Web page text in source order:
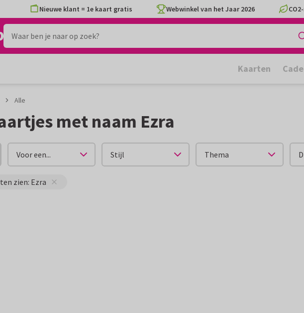
Nieuwe klant = 1e kaart gratis Webwinkel van het Jaar 2026
Kaarten
Alle
met naam Ezra
Voor een... Stijl Thema
zien: Ezra